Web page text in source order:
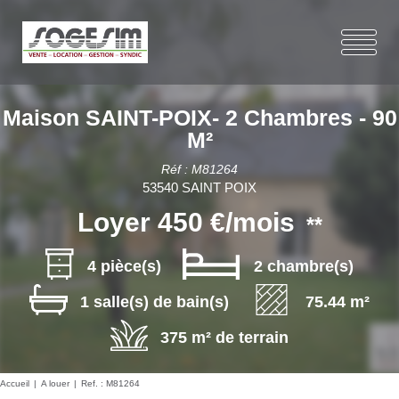
Maison SAINT-POIX- 2 Chambres - 90
M²
Réf : M81264
53540 SAINT POIX
Loyer 450 €/mois **
4 pièce(s)
2 chambre(s)
1 salle(s) de bain(s)
75.44 m²
375 m² de terrain
Accueil A louer Ref. : M81264